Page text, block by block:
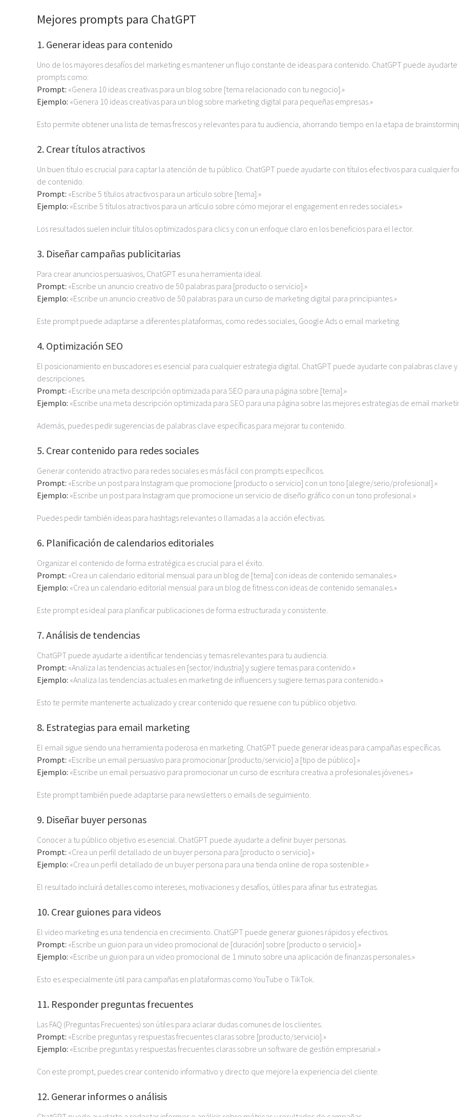
Mejores prompts para ChatGPT
1. Generar ideas para contenido
Uno de los mayores desafíos del marketing es mantener un flujo constante de ideas para contenido. ChatGPT puede
prompts como:
Prompt: «Genera 10 ideas creativas para un blog sobre [tema relacionado con tu negocio].»
Ejemplo: «Genera 10 ideas creativas para un blog sobre marketing digital para pequeñas empresas.»
Esto permite obtener una lista de temas frescos y relevantes para tu audiencia, ahorrando tiempo en la etapa de
2. Crear títulos atractivos
Un buen título es crucial para captar la atención de tu público. ChatGPT puede ayudarte con títulos efectivos para cualquier
de contenido.
Prompt: «Escribe 5 títulos atractivos para un artículo sobre [tema].»
Ejemplo: «Escribe 5 títulos atractivos para un artículo sobre cómo mejorar el engagement en redes sociales.»
Los resultados suelen incluir títulos optimizados para clics y con un enfoque claro en los beneficios para el lector.
3. Diseñar campañas publicitarias
Para crear anuncios persuasivos, ChatGPT es una herramienta ideal.
Prompt: «Escribe un anuncio creativo de 50 palabras para [producto o servicio].»
Ejemplo: «Escribe un anuncio creativo de 50 palabras para un curso de marketing digital para principiantes.»
Este prompt puede adaptarse a diferentes plataformas, como redes sociales, Google Ads o email marketing.
4. Optimización SEO
El posicionamiento en buscadores es esencial para cualquier estrategia digital. ChatGPT puede ayudarte con palabras clave y
descripciones.
Prompt: «Escribe una meta descripción optimizada para SEO para una página sobre [tema].»
Ejemplo: «Escribe una meta descripción optimizada para SEO para una página sobre las mejores estrategias de email
Además, puedes pedir sugerencias de palabras clave específicas para mejorar tu contenido.
5. Crear contenido para redes sociales
Generar contenido atractivo para redes sociales es más fácil con prompts específicos.
Prompt: «Escribe un post para Instagram que promocione [producto o servicio] con un tono [alegre/serio/profesional].»
Ejemplo: «Escribe un post para Instagram que promocione un servicio de diseño gráfico con un tono profesional.»
Puedes pedir también ideas para hashtags relevantes o llamadas a la acción efectivas.
6. Planificación de calendarios editoriales
Organizar el contenido de forma estratégica es crucial para el éxito.
Prompt: «Crea un calendario editorial mensual para un blog de [tema] con ideas de contenido semanales.»
Ejemplo: «Crea un calendario editorial mensual para un blog de fitness con ideas de contenido semanales.»
Este prompt es ideal para planificar publicaciones de forma estructurada y consistente.
7. Análisis de tendencias
ChatGPT puede ayudarte a identificar tendencias y temas relevantes para tu audiencia.
Prompt: «Analiza las tendencias actuales en [sector/industria] y sugiere temas para contenido.»
Ejemplo: «Analiza las tendencias actuales en marketing de influencers y sugiere temas para contenido.»
Esto te permite mantenerte actualizado y crear contenido que resuene con tu público objetivo.
8. Estrategias para email marketing
El email sigue siendo una herramienta poderosa en marketing. ChatGPT puede generar ideas para campañas específicas.
Prompt: «Escribe un email persuasivo para promocionar [producto/servicio] a [tipo de público].»
Ejemplo: «Escribe un email persuasivo para promocionar un curso de escritura creativa a profesionales jóvenes.»
Este prompt también puede adaptarse para newsletters o emails de seguimiento.
9. Diseñar buyer personas
Conocer a tu público objetivo es esencial. ChatGPT puede ayudarte a definir buyer personas.
Prompt: «Crea un perfil detallado de un buyer persona para [producto o servicio].»
Ejemplo: «Crea un perfil detallado de un buyer persona para una tienda online de ropa sostenible.»
El resultado incluirá detalles como intereses, motivaciones y desafíos, útiles para afinar tus estrategias.
10. Crear guiones para videos
El video marketing es una tendencia en crecimiento. ChatGPT puede generar guiones rápidos y efectivos.
Prompt: «Escribe un guion para un video promocional de [duración] sobre [producto o servicio].»
Ejemplo: «Escribe un guion para un video promocional de 1 minuto sobre una aplicación de finanzas personales.»
Esto es especialmente útil para campañas en plataformas como YouTube o TikTok.
11. Responder preguntas frecuentes
Las FAQ (Preguntas Frecuentes) son útiles para aclarar dudas comunes de los clientes.
Prompt: «Escribe preguntas y respuestas frecuentes claras sobre [producto/servicio].»
Ejemplo: «Escribe preguntas y respuestas frecuentes claras sobre un software de gestión empresarial.»
Con este prompt, puedes crear contenido informativo y directo que mejore la experiencia del cliente.
12. Generar informes o análisis